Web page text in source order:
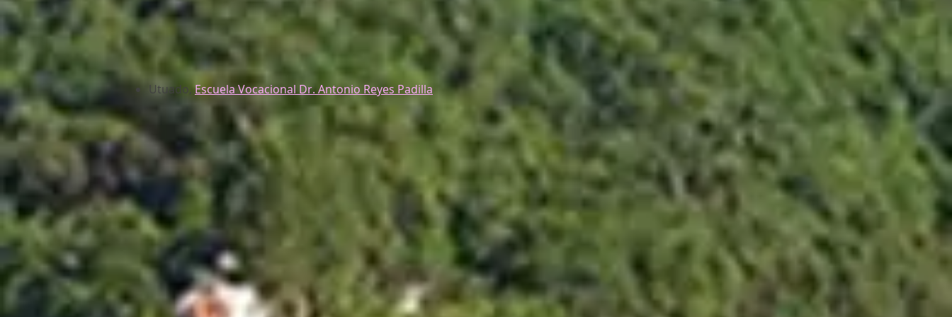
Utuado,Escuela Vocacional Dr. Antonio Reyes Padilla